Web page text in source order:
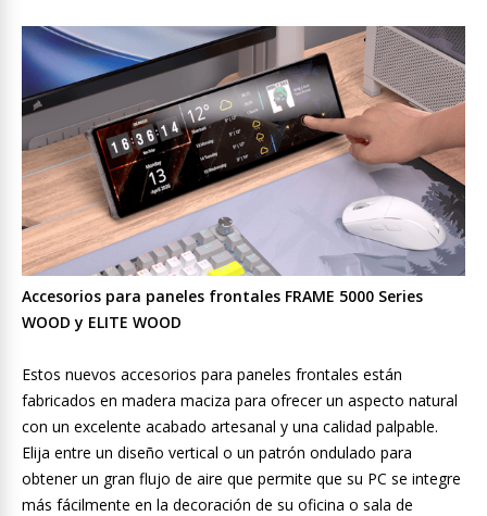
Accesorios para paneles frontales FRAME 5000 Series
WOOD y ELITE WOOD
Estos nuevos accesorios para paneles frontales están
fabricados en madera maciza para ofrecer un aspecto natural
con un excelente acabado artesanal y una calidad palpable.
Elija entre un diseño vertical o un patrón ondulado para
obtener un gran flujo de aire que permite que su PC se integre
más fácilmente en la decoración de su oficina o sala de